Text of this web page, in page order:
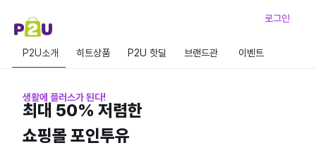
로그인
P2U소개 히트상품 P2U 핫딜 브랜드관 이벤트